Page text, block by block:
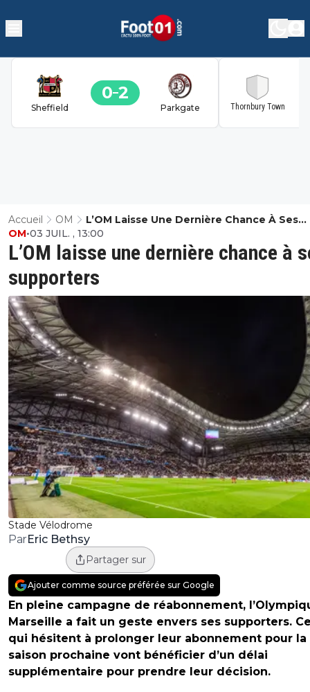
Sheffield
0 2
Parkgate Thornbury Town
Accueil OM
L’OM Laisse Une Dernière Chance À Ses
Supporters
Stade Vélodrome
L’OM laisse une dernière chance à
supporters
OM•03 JUIL. , 13:00
ParEric Bethsy
Partager sur
Ajouter comme source préférée sur Google
En pleine campagne de réabonnement,
Marseille a fait un geste envers ses supporters.
qui hésitent à prolonger leur abonnement pour la
saison prochaine vont bénéficier d’un délai
supplémentaire pour prendre leur décision.